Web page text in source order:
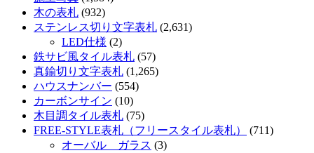
木の表札 (932)
ステンレス切り文字表札 (2,631)
LED仕様 (2)
鉄サビ風タイル表札 (57)
真鍮切り文字表札 (1,265)
ハウスナンバー (554)
カーボンサイン (10)
木目調タイル表札 (75)
FREE-STYLE表札（フリースタイル表札）
(711)
オーバル ガラス (3)